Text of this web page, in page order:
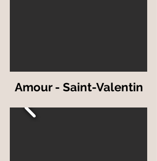
Amour - Saint-Valentin